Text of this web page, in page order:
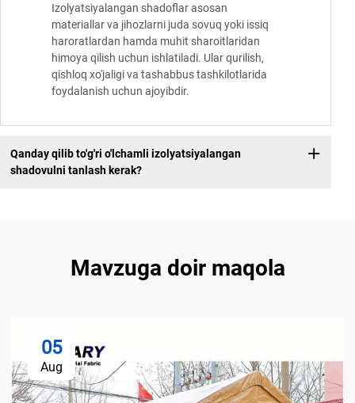
Izolyatsiyalangan shadoflar asosan
materiallar va jihozlarni juda sovuq yoki issiq
haroratlardan hamda muhit sharoitlaridan
himoya qilish uchun ishlatiladi. Ular qurilish,
qishloq xo'jaligi va tashabbus tashkilotlarida
foydalanish uchun ajoyibdir.
Qanday qilib to'g'ri o'lchamli izolyatsiyalangan
shadovulni tanlash kerak?
Mavzuga doir maqola
05
Aug